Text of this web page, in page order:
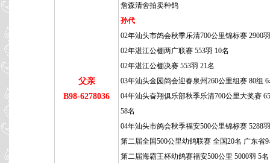
父亲
B98-6278036
詹森清舍拍卖种鸽
孙代
02年汕头市鸽会秋季乐清700公里锦标赛 2900
02年湛江公棚两广联赛 553羽 10名
02年湛江公棚决赛 553羽 21名
03年汕头金园鸽会迎春泉州260公里组赛 80组
04年汕头奋翔俱乐部秋季乐清700公里大奖赛
58名
04年汕头市鸽会秋季福安500公里锦标赛 5288
第二届全国500公里幼鸽联赛 全国20名 广东省
第二届海霸王杯幼鸽赛福安500公里 5000羽 5名